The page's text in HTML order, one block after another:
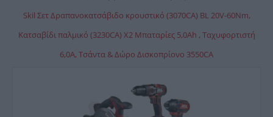
Skil Σετ Δραπανοκατσάβιδο κρουστικό (3070CA) BL 20V-60Nm,
Κατσαβίδι παλμικό (3230CA) X2 Mπαταρίες 5,0Ah , Ταχυφορτιστή
6,0Α, Τσάντα & Δώρο Δισκοπρίονο 3550CA